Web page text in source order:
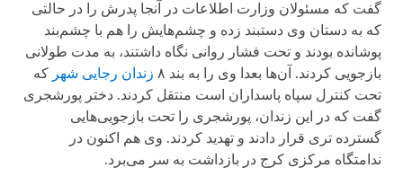
گفت که مسئولان وزارت اطلاعات در آنجا پدرش را در حالتی
که به دستان وی دستبند زده و چشم‌هایش را هم با چشم‌بند
پوشانده بودند و تحت فشار روانی نگاه داشتند، به مدت طولانی
بازجویی کردند. آن‌ها بعدا وی را به بند ۸
زندان رجایی شهر که
تحت کنترل سپاه پاسداران است منتقل کردند. دختر پورشجری
گفت که در این زندان، پورشجری را تحت بازجویی‌هایی
گسترده تری قرار دادند و تهدید کردند. وی هم اکنون در
ندامتگاه مرکزی کرج در بازداشت به سر می‌برد.